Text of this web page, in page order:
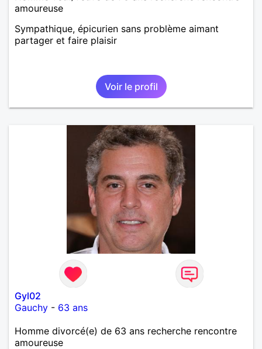
amoureuse
Sympathique, épicurien sans problème aimant
partager et faire plaisir
Voir le profil
Gyl02
Gauchy - 63 ans
Homme divorcé(e) de 63 ans recherche rencontre
amoureuse